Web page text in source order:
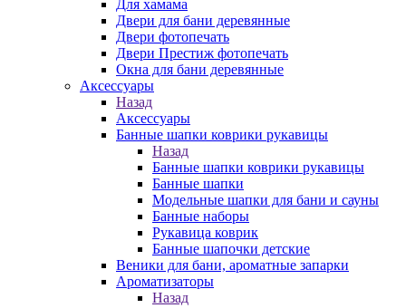
Для хамама
Двери для бани деревянные
Двери фотопечать
Двери Престиж фотопечать
Окна для бани деревянные
Аксессуары
Назад
Аксессуары
Банные шапки коврики рукавицы
Назад
Банные шапки коврики рукавицы
Банные шапки
Модельные шапки для бани и сауны
Банные наборы
Рукавица коврик
Банные шапочки детские
Веники для бани, ароматные запарки
Ароматизаторы
Назад